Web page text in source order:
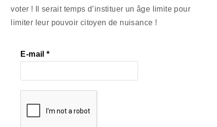
voter ! Il serait temps d’instituer un âge limite pour
limiter leur pouvoir citoyen de nuisance !
E-mail*